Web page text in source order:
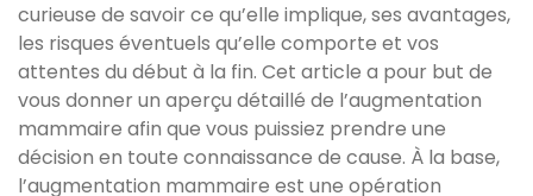
curieuse de savoir ce qu’elle implique, ses avantages,
les risques éventuels qu’elle comporte et vos
attentes du début à la fin. Cet article a pour but de
vous donner un aperçu détaillé de l’augmentation
mammaire afin que vous puissiez prendre une
décision en toute connaissance de cause. À la base,
l’augmentation mammaire est une opération